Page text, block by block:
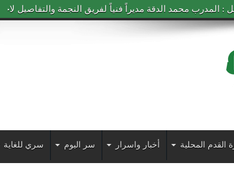
: المدرب محمد الدقة مديراً فنياً لفريق النجمة والتفاصيل لاحقاً
القدم المحلية أخبار واسرار سر اليوم سري للغاية